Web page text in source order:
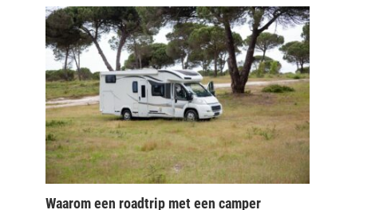
Waarom een roadtrip met een camper